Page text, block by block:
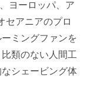
ヨーロッパ、ア
セアニアのプロ
ミングファンを
類のない人間工
シェービング体